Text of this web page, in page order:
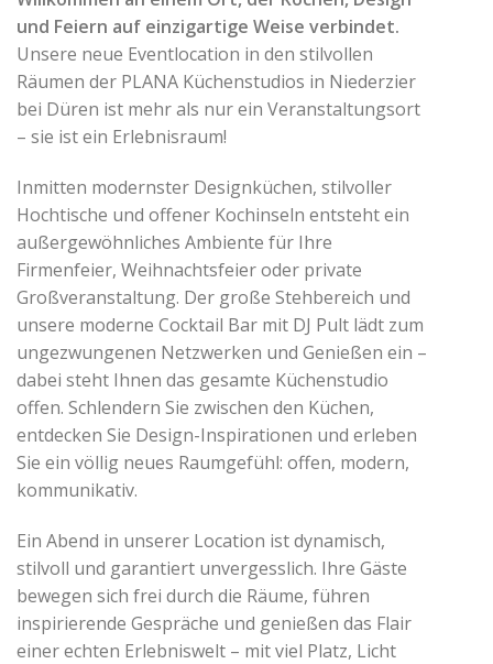
und Feiern auf einzigartige Weise verbindet.
Unsere neue Eventlocation in den stilvollen
Räumen der PLANA Küchenstudios in Niederzier
bei Düren ist mehr als nur ein Veranstaltungsort
– sie ist ein Erlebnisraum!
Inmitten modernster Designküchen, stilvoller
Hochtische und offener Kochinseln entsteht ein
außergewöhnliches Ambiente für Ihre
Firmenfeier, Weihnachtsfeier oder private
Großveranstaltung. Der große Stehbereich und
unsere moderne Cocktail Bar mit DJ Pult lädt zum
ungezwungenen Netzwerken und Genießen ein –
dabei steht Ihnen das gesamte Küchenstudio
offen. Schlendern Sie zwischen den Küchen,
entdecken Sie Design-Inspirationen und erleben
Sie ein völlig neues Raumgefühl: offen, modern,
kommunikativ.
Ein Abend in unserer Location ist dynamisch,
stilvoll und garantiert unvergesslich. Ihre Gäste
bewegen sich frei durch die Räume, führen
inspirierende Gespräche und genießen das Flair
einer echten Erlebniswelt – mit viel Platz, Licht